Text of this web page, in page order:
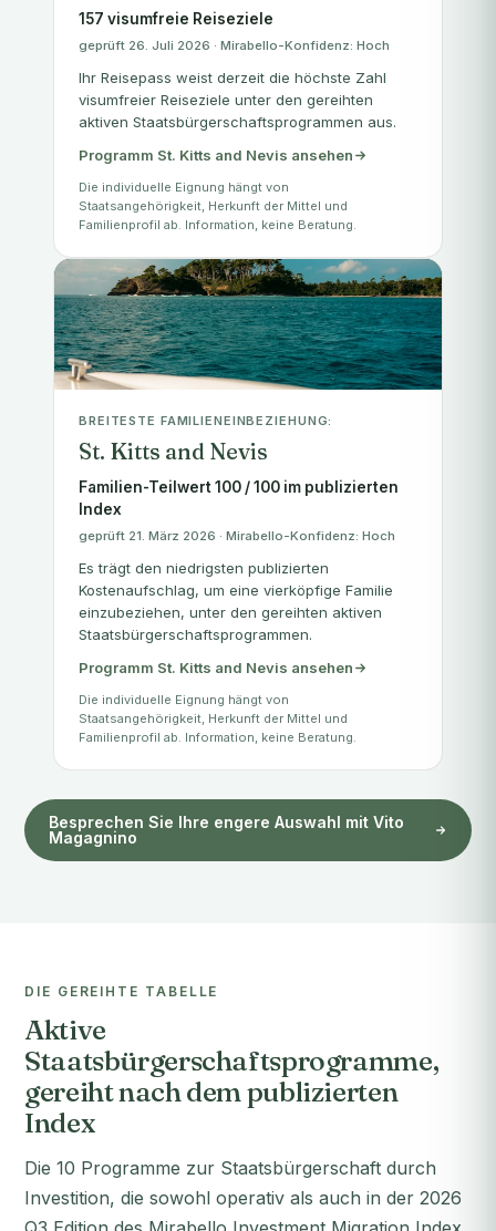
157 visumfreie Reiseziele
geprüft 26. Juli 2026 · Mirabello-Konfidenz: Hoch
Ihr Reisepass weist derzeit die höchste Zahl
visumfreier Reiseziele unter den gereihten
aktiven Staatsbürgerschaftsprogrammen aus.
Programm St. Kitts and Nevis ansehen
Die individuelle Eignung hängt von
Staatsangehörigkeit, Herkunft der Mittel und
Familienprofil ab. Information, keine Beratung.
BREITESTE FAMILIENEINBEZIEHUNG:
St. Kitts and Nevis
Familien-Teilwert 100 / 100 im publizierten
Index
geprüft 21. März 2026 · Mirabello-Konfidenz: Hoch
Es trägt den niedrigsten publizierten
Kostenaufschlag, um eine vierköpfige Familie
einzubeziehen, unter den gereihten aktiven
Staatsbürgerschaftsprogrammen.
Programm St. Kitts and Nevis ansehen
Die individuelle Eignung hängt von
Staatsangehörigkeit, Herkunft der Mittel und
Familienprofil ab. Information, keine Beratung.
Besprechen Sie Ihre engere Auswahl mit Vito
Magagnino
DIE GEREIHTE TABELLE
Aktive
Staatsbürgerschaftsprogramme,
gereiht nach dem publizierten
Index
Die 10 Programme zur Staatsbürgerschaft durch
Investition, die sowohl operativ als auch in der 2026